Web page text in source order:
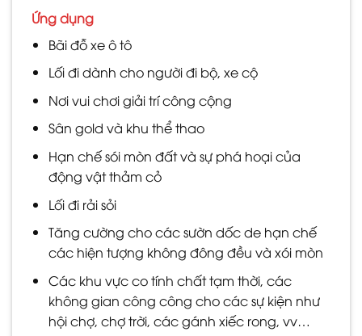
Ứng dụng
Bãi đỗ xe ô tô
Lối đi dành cho người đi bộ, xe cộ
Nơi vui chơi giải trí công cộng
Sân gold và khu thể thao
Hạn chế sói mòn đất và sự phá hoại của
động vật thảm cỏ
Lối đi rải sỏi
Tăng cường cho các sườn dốc de hạn chế
các hiện tượng không đông đều và xói mòn
Các khu vực co tính chất tạm thời, các
không gian công công cho các sự kiện như
hội chợ, chợ trời, các gánh xiếc rong, vv…